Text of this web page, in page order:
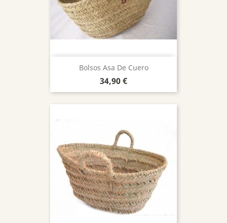
Bolsos Asa De Cuero
Precio
34,90 €